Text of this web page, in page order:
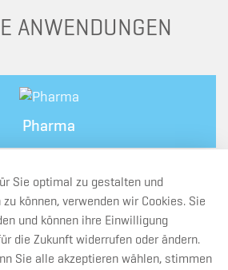
ANWENDUNGEN
Pharma
Chemie
Sie optimal zu gestalten und
können, verwenden wir Cookies. Sie
und können ihre Einwilligung
die Zukunft widerrufen oder ändern.
Sie alle akzeptieren wählen, stimmen